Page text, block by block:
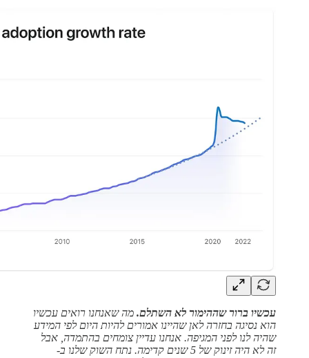
עכשיו ברור שההימור לא השתלם. מה שאנחנו רואים עכשיו
הוא נסיגה בחזרה לאן שהיינו אמורים להיות היום לפי המידע
שהיה לנו לפני המגיפה. אנחנו עדיין צומחים בהתמדה, אבל
זה לא היה זינוק של 5 שנים קדימה. נתח השוק שלנו ב-